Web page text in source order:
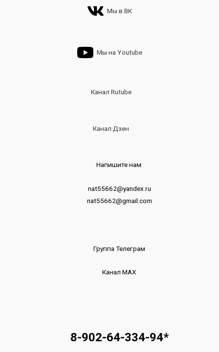
Мы в ВК
Мы на Youtube
Канал Rutube
Канал Дзен
Напишите нам:
nat55662@yandex.ru
nat55662@gmail.com
Группа Телеграм
Канал МАХ
8-902-64-334-94*